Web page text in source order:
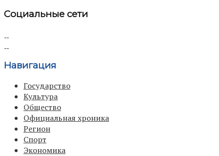
Социальные сети
Навигация
Государство
Культура
Общество
Официальная хроника
Регион
Спорт
Экономика